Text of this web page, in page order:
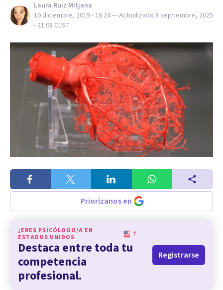
Laura Ruiz Mitjana
10 diciembre, 2019 - 16:24— Actualizado 8 septiembre, 2025
- 21:08 CEST
Priorízanos en
¿ERES PSICÓLOGO/A EN
ESTADOS UNIDOS
?
Destaca entre toda tu
competencia
profesional.
Registrarse